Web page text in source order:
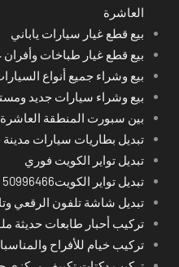
العاشرة
بيع قطع غيار سيارات ياباني
بيع قطع غيار طباخات وأفران
بيع وشراء جميع أنواع
بيع وشراء سيارات جديد
بين سبورت المنطقة العاشرة Bein sport في الكويت
تبديل بطاريات سيارات
تبديل تواير الكويت فوري
تبديل تواير الكويت50996466
تبديل شاشة تلفون الرقعي
تركيب أحبار طابعات حديثة
تركيب خيام للأفراح